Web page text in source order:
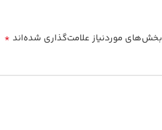
بخش‌های موردنیاز علامت‌گذاری شده‌اند *